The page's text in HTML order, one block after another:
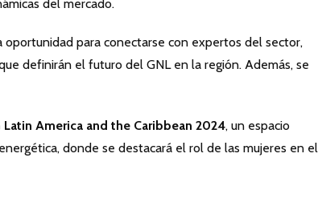
del mercado.
oportunidad para conectarse con expertos del sector,
definirán el futuro del GNL en la región. Además, se
Latin America and the Caribbean 2024, un espacio
donde se destacará el rol de las mujeres en el